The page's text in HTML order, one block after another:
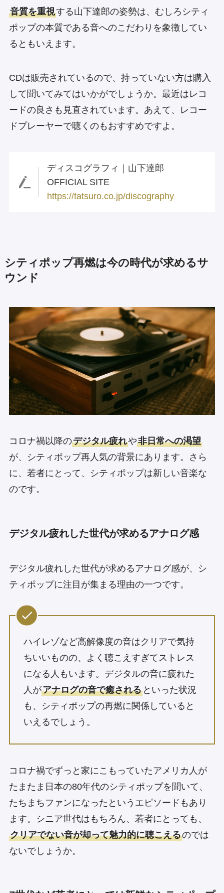
音質を重視する山下達郎の姿勢は、むしろシティ
ポップの本質である音へのこだわりを象徴してい
るともいえます。
CDは販売されているので、持っていない方は購入
して聞いてみてはいかがでしょうか。最近はレコ
ードの良さも見直されています。あえて、レコー
ドプレーヤーで聴くのもおすすめですよ。
ディスコグラフィ｜山下達郎
OFFICIAL SITE
https://tatsuro.co.jp/discography
シティポップ再燃は今の時代が求めるサ
ウンド
コロナ禍以降のデジタル疲れや非日常への渇望
が、シティポップ再人気の背景にあります。さら
に、若者にとって、シティポップは新しい音楽な
のです。
デジタル疲れした世代が求めるアナログ感
デジタル疲れした世代が求めるアナログ感が、シ
ティポップに注目が集まる理由の一つです。
ハイレゾなど高解像度の音はクリアで気持
ちいいものの、よく聴こえすぎてストレス
になる人もいます。デジタルの音に疲れた
人がアナログの音で癒されるといった状況
も、シティポップの再燃に関係していると
いえるでしょう。
コロナ禍でずっと家にこもっていたアメリカ人が
たまたま日本の80年代のシティポップを聞いて、
たちまちファンになったというエピソードもあり
ます。シニア世代はもちろん、若者にとっても、
クリアでない音が却って魅力的に聴こえるのでは
ないでしょうか。